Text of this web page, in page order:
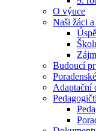
O výuce
Naši žáci
Budoucí
Adaptační